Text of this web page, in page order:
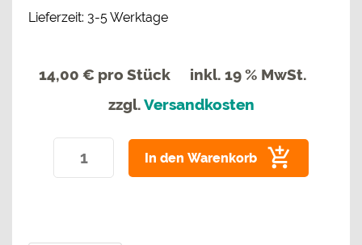
Lieferzeit: 3-5 Werktage
14,00 € pro Stück
inkl. 19 % MwSt.
zzgl.Versandkosten
In den Warenkorb